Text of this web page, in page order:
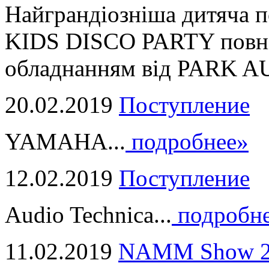
Найграндіозніша дитяча
KIDS DISCO PARTY
обладнанням від PARK
20.02.2019 Поступление
YAMAHA... подробнее»
12.02.2019 Поступление
Audio Technica...
11.02.2019 NAMM Show